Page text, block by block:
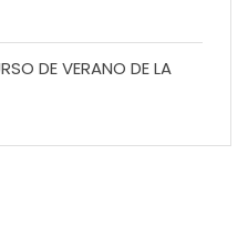
DE VERANO DE LA